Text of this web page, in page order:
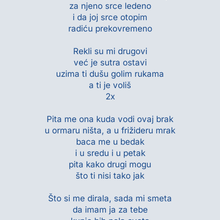
za njeno srce ledeno
i da joj srce otopim
radiću prekovremeno
Rekli su mi drugovi
već je sutra ostavi
uzima ti dušu golim rukama
a ti je voliš
2x
Pita me ona kuda vodi ovaj brak
u ormaru ništa, a u frižideru mrak
baca me u bedak
i u sredu i u petak
pita kako drugi mogu
što ti nisi tako jak
Što si me dirala, sada mi smeta
da imam ja za tebe